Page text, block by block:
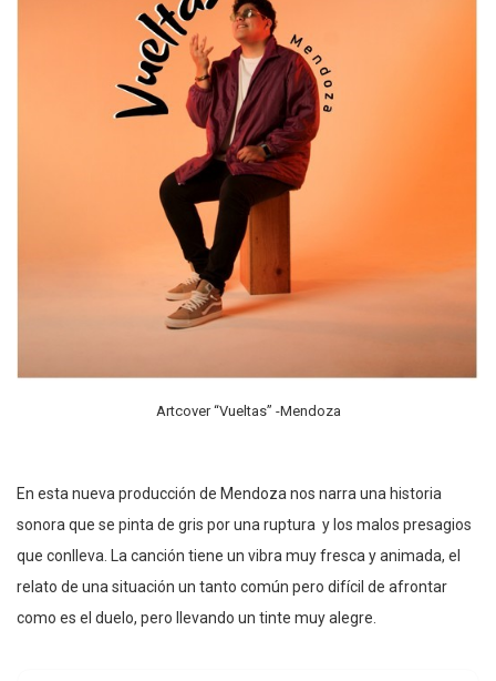
Artcover “Vueltas” -Mendoza
En esta nueva producción de Mendoza nos narra una historia
sonora que se pinta de gris por una ruptura y los malos presagios
que conlleva. La canción tiene un vibra muy fresca y animada, el
relato de una situación un tanto común pero difícil de afrontar
como es el duelo, pero llevando un tinte muy alegre.